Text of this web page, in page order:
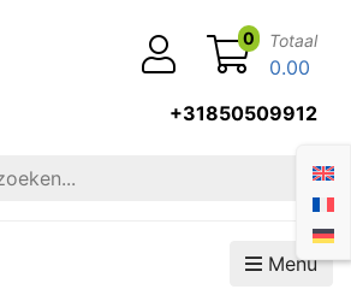
+31850509912
0 Totaal
0.00
Menu